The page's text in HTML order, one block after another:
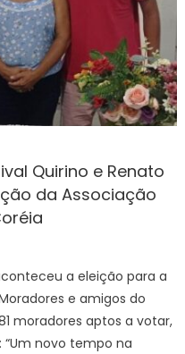
Quirino e Renato
da Associação
a eleição para a
e amigos do
moradores aptos a votar,
novo tempo na